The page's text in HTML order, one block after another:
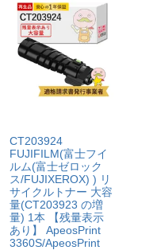
CT203924
FUJIFILM(富士フイ
ルム(富士ゼロック
ス/FUJIXEROX) ) リ
サイクルトナー 大容
量(CT203923 の増
量) 1本 【残量表示
あり】 ApeosPrint
3360S/ApeosPrint